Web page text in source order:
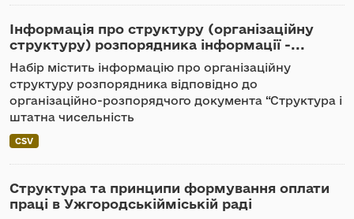
Інформація про структуру (організаційну
структуру) розпорядника інформації -...
Набір містить інформацію про організаційну
структуру розпорядника відповідно до
організаційно-розпорядчого документа “Структура і
штатна чисельність
CSV
Структура та принципи формування оплати
праці в Ужгородськійміській раді